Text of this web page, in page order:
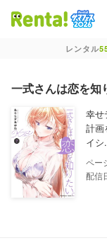
レンタル
一式さんは恋を知
幸せ
計画
イシ
配信